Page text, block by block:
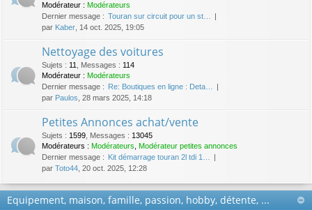
Modérateur : Modérateurs
Dernier message : Touran sur circuit pour un st…
par Kaber , 14 oct. 2025, 19:05
Nettoyage des voitures
Sujets : 11 Messages : 114
Modérateur : Modérateurs
Dernier message :
Re: Boutiques en ligne : Deta…
par Paulos , 28 mars 2025, 14:18
Petites Annonces achat/vente
Sujets : 1599 Messages : 13045
Modérateurs : Modérateurs
Modérateur petites annonces
Dernier message :
Kit démarrage touran 2l tdi 1…
par Toto44 , 20 oct. 2025, 12:28
Equipement, maison, famille, passion, hobby, détente, ...